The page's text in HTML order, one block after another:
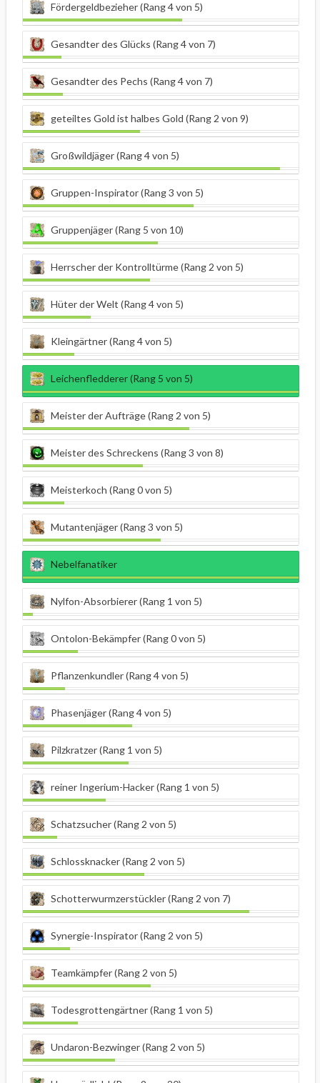
Fördergeldbezieher (Rang 4 von 5)
Gesandter des Glücks (Rang 4 von 7)
Gesandter des Pechs (Rang 4 von 7)
geteiltes Gold ist halbes Gold (Rang 2 von 9)
Großwildjäger (Rang 4 von 5)
Gruppen-Inspirator (Rang 3 von 5)
Gruppenjäger (Rang 5 von 10)
Herrscher der Kontrolltürme (Rang 2 von 5)
Hüter der Welt (Rang 4 von 5)
Kleingärtner (Rang 4 von 5)
Leichenfledderer (Rang 5 von 5)
Meister der Aufträge (Rang 2 von 5)
Meister des Schreckens (Rang 3 von 8)
Meisterkoch (Rang 0 von 5)
Mutantenjäger (Rang 3 von 5)
Nebelfanatiker
Nylfon-Absorbierer (Rang 1 von 5)
Ontolon-Bekämpfer (Rang 0 von 5)
Pflanzenkundler (Rang 4 von 5)
Phasenjäger (Rang 4 von 5)
Pilzkratzer (Rang 1 von 5)
reiner Ingerium-Hacker (Rang 1 von 5)
Schatzsucher (Rang 2 von 5)
Schlossknacker (Rang 2 von 5)
Schotterwurmzerstückler (Rang 2 von 7)
Synergie-Inspirator (Rang 2 von 5)
Teamkämpfer (Rang 2 von 5)
Todesgrottengärtner (Rang 1 von 5)
Undaron-Bezwinger (Rang 2 von 5)